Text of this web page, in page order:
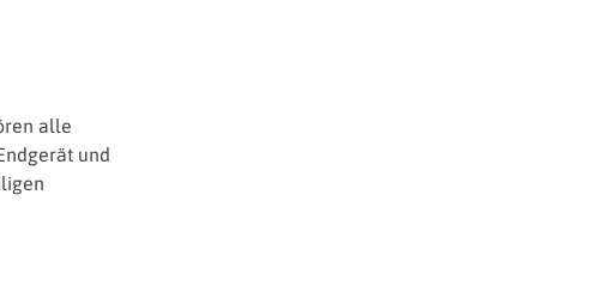
alle
und